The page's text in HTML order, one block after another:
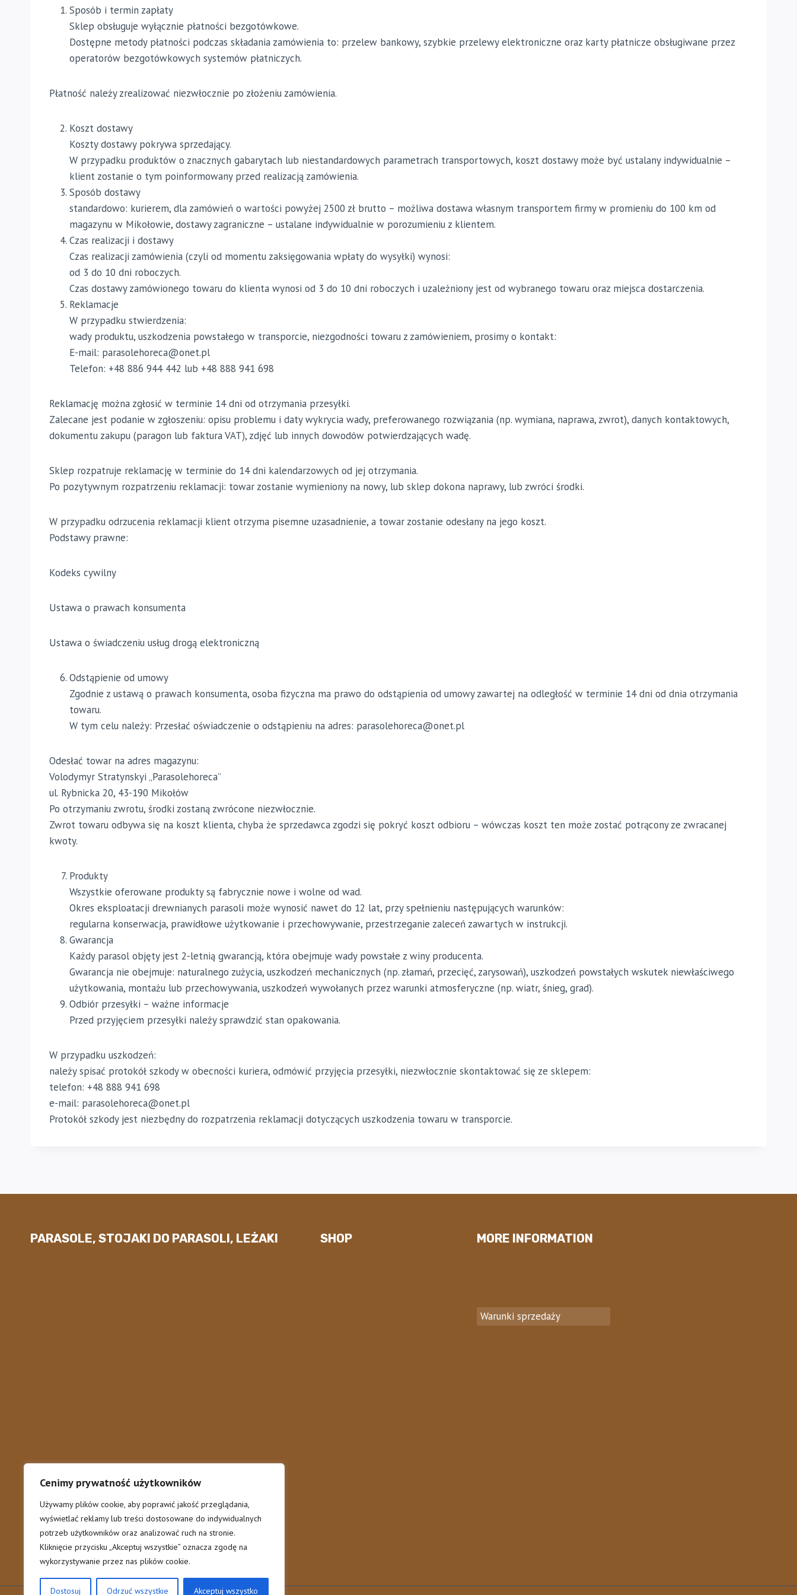
Cenimy prywatność użytkowników
Używamy plików cookie, aby poprawić jakość przeglądania,
wyświetlać reklamy lub treści dostosowane do indywidualnych
potrzeb użytkowników oraz analizować ruch na stronie.
Kliknięcie przycisku „Akceptuj wszystkie” oznacza zgodę na
wykorzystywanie przez nas plików cookie.
Dostosuj Odrzuć wszystkie Akceptuj wszystko
Sposób i termin zapłaty
Sklep obsługuje wyłącznie płatności bezgotówkowe.
Dostępne metody płatności podczas składania zamówienia to: przelew bankowy, szybkie przelewy elektroniczne oraz karty płatnicze obsługiwane przez
operatorów bezgotówkowych systemów płatniczych.
Płatność należy zrealizować niezwłocznie po złożeniu zamówienia.
Koszt dostawy
Koszty dostawy pokrywa sprzedający.
W przypadku produktów o znacznych gabarytach lub niestandardowych parametrach transportowych, koszt dostawy może być ustalany indywidualnie –
klient zostanie o tym poinformowany przed realizacją zamówienia.
Sposób dostawy
standardowo: kurierem, dla zamówień o wartości powyżej 2500 zł brutto – możliwa dostawa własnym transportem firmy w promieniu do 100 km od
magazynu w Mikołowie, dostawy zagraniczne – ustalane indywidualnie w porozumieniu z klientem.
Czas realizacji i dostawy
Czas realizacji zamówienia (czyli od momentu zaksięgowania wpłaty do wysyłki) wynosi:
od 3 do 10 dni roboczych.
Czas dostawy zamówionego towaru do klienta wynosi od 3 do 10 dni roboczych i uzależniony jest od wybranego towaru oraz miejsca dostarczenia.
Reklamacje
W przypadku stwierdzenia:
wady produktu, uszkodzenia powstałego w transporcie, niezgodności towaru z zamówieniem, prosimy o kontakt:
E-mail: parasolehoreca@onet.pl
Telefon: +48 886 944 442 lub +48 888 941 698
Reklamację można zgłosić w terminie 14 dni od otrzymania przesyłki.
Zalecane jest podanie w zgłoszeniu: opisu problemu i daty wykrycia wady, preferowanego rozwiązania (np. wymiana, naprawa, zwrot), danych kontaktowych,
dokumentu zakupu (paragon lub faktura VAT), zdjęć lub innych dowodów potwierdzających wadę.
Sklep rozpatruje reklamację w terminie do 14 dni kalendarzowych od jej otrzymania.
Po pozytywnym rozpatrzeniu reklamacji: towar zostanie wymieniony na nowy, lub sklep dokona naprawy, lub zwróci środki.
W przypadku odrzucenia reklamacji klient otrzyma pisemne uzasadnienie, a towar zostanie odesłany na jego koszt.
Podstawy prawne:
Kodeks cywilny
Ustawa o prawach konsumenta
Ustawa o świadczeniu usług drogą elektroniczną
Odstąpienie od umowy
Zgodnie z ustawą o prawach konsumenta, osoba fizyczna ma prawo do odstąpienia od umowy zawartej na odległość w terminie 14 dni od dnia otrzymania
towaru.
W tym celu należy: Przesłać oświadczenie o odstąpieniu na adres: parasolehoreca@onet.pl
Odesłać towar na adres magazynu:
Volodymyr Stratynskyi „Parasolehoreca”
ul. Rybnicka 20, 43-190 Mikołów
Po otrzymaniu zwrotu, środki zostaną zwrócone niezwłocznie.
Zwrot towaru odbywa się na koszt klienta, chyba że sprzedawca zgodzi się pokryć koszt odbioru – wówczas koszt ten może zostać potrącony ze zwracanej
kwoty.
Produkty
Wszystkie oferowane produkty są fabrycznie nowe i wolne od wad.
Okres eksploatacji drewnianych parasoli może wynosić nawet do 12 lat, przy spełnieniu następujących warunków:
regularna konserwacja, prawidłowe użytkowanie i przechowywanie, przestrzeganie zaleceń zawartych w instrukcji.
Gwarancja
Każdy parasol objęty jest 2-letnią gwarancją, która obejmuje wady powstałe z winy producenta.
Gwarancja nie obejmuje: naturalnego zużycia, uszkodzeń mechanicznych (np. złamań, przecięć, zarysowań), uszkodzeń powstałych wskutek niewłaściwego
użytkowania, montażu lub przechowywania, uszkodzeń wywołanych przez warunki atmosferyczne (np. wiatr, śnieg, grad).
Odbiór przesyłki – ważne informacje
Przed przyjęciem przesyłki należy sprawdzić stan opakowania.
W przypadku uszkodzeń:
należy spisać protokół szkody w obecności kuriera, odmówić przyjęcia przesyłki, niezwłocznie skontaktować się ze sklepem:
telefon: +48 888 941 698
e-mail: parasolehoreca@onet.pl
Protokół szkody jest niezbędny do rozpatrzenia reklamacji dotyczących uszkodzenia towaru w transporcie.
PARASOLE, STOJAKI DO PARASOLI, LEŻAKI SHOP MORE INFORMATION
Warunki sprzedaży